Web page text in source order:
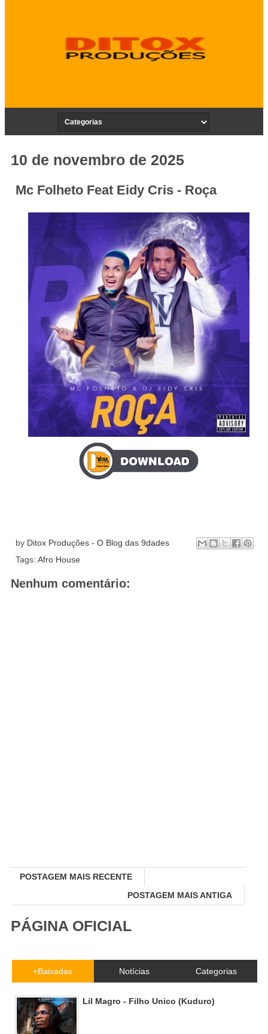
10 de novembro de 2025
Mc Folheto Feat Eidy Cris - Roça
by Ditox Produções - O Blog das 9dades
Tags: Afro House
Nenhum comentário:
POSTAGEM MAIS RECENTE
POSTAGEM MAIS ANTIGA
PÁGINA OFICIAL
+Baixadas Notícias Categorias
Lil Magro - Filho Unico (Kuduro)